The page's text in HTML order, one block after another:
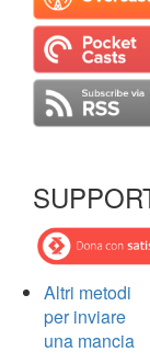
Altri metodi
per inviare
una mancia